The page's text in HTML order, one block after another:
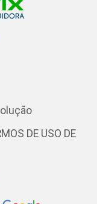
DE USO DE